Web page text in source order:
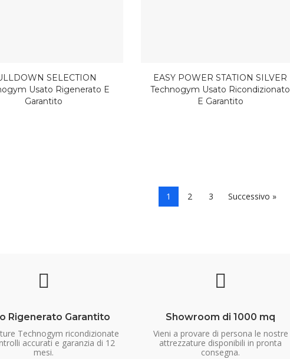
SELECTION
Usato Rigenerato E
Garantito
EASY POWER STATION SILVER
Technogym Usato Ricondizionato
E Garantito
1 2 3 Successivo »
Rigenerato Garantito
Technogym ricondizionate
accurati e garanzia di 12
mesi.
Showroom di 1000 mq
Vieni a provare di persona le nostre
attrezzature disponibili in pronta
consegna.